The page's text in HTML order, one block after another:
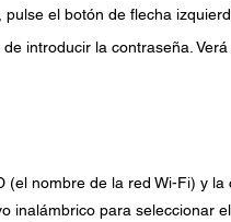
el botón de flecha
introducir la contraseña.
(el nombre de la red Wi-Fi) y la
inalámbrico para seleccionar